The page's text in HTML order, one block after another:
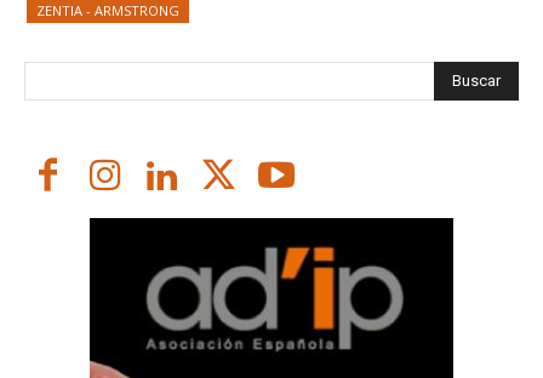
ZENTIA - ARMSTRONG
Buscar